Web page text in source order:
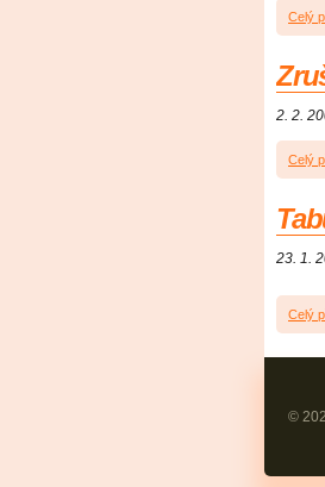
Celý
2. 2.
Celý
23. 1.
Celý
©